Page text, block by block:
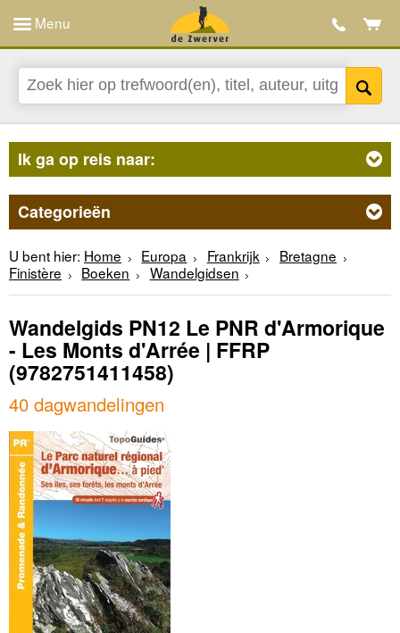
Menu
Ik ga op reis naar:
Categorieën
U bent hier: Home Europa Frankrijk
Bretagne
Finistère
Boeken Wandelgidsen
Wandelgids PN12 Le PNR d'Armorique
- Les Monts d'Arrée | FFRP
(9782751411458)
40 dagwandelingen